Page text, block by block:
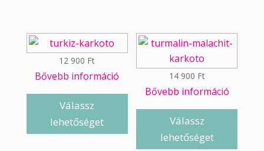
12 900 Ft
Bővebb információ
Válassz
lehetőséget
14 900 Ft
Bővebb információ
Válassz
lehetőséget